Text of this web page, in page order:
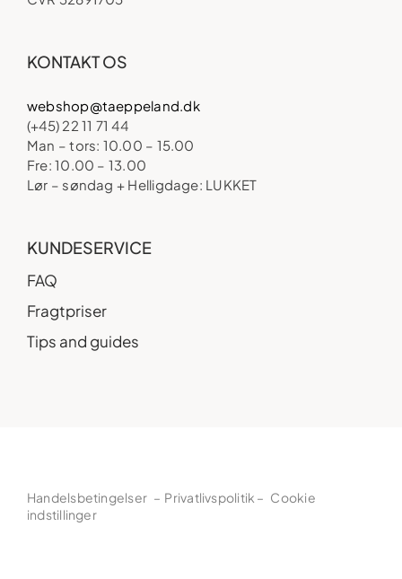
KONTAKT OS
webshop@taeppeland.dk
(+45) 22 11 71 44
Man – tors: 10.00 – 15.00
Fre: 10.00 – 13.00
Lør – søndag + Helligdage: LUKKET
KUNDESERVICE
FAQ
Fragtpriser
Tips and guides
Handelsbetingelser – Privatlivspolitik – Cookie
indstillinger